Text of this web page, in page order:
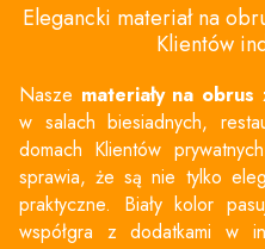
Elegancki materiał na
Klientów
Nasze materiały na obrus
w salach biesiadnych,
domach Klientów
sprawia, że są nie tylko
praktyczne. Biały kolor
współgra z dodatkami w